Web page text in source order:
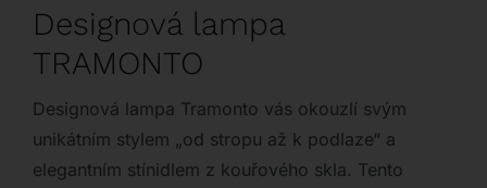
Značky
Designová lampa
TRAMONTO
Designová lampa Tramonto vás okouzlí svým
unikátním stylem „od stropu až k podlaze“ a
elegantním stínidlem z kouřového skla. Tento